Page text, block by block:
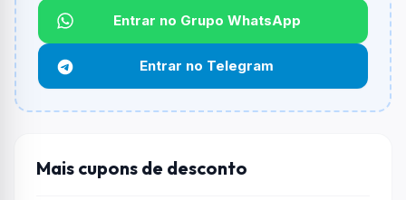
Qual é o desconto máximo?
Não informado ou sem limite.
Funciona em qualquer produto?
Não necessariamente. Depende de itens participantes
e alguns vendedores ou produtos especificos podem
Entrar no Grupo WhatsApp
Entrar no Telegram
Mais cupons de desconto